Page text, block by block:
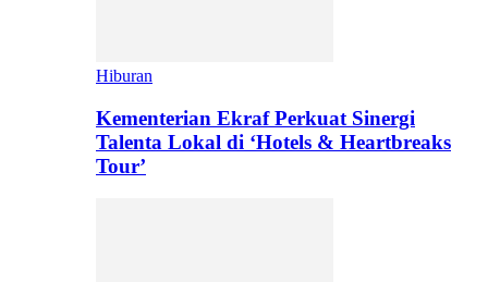
Hiburan
Kementerian Ekraf Perkuat Sinergi
Talenta Lokal di ‘Hotels & Heartbreaks
Tour’